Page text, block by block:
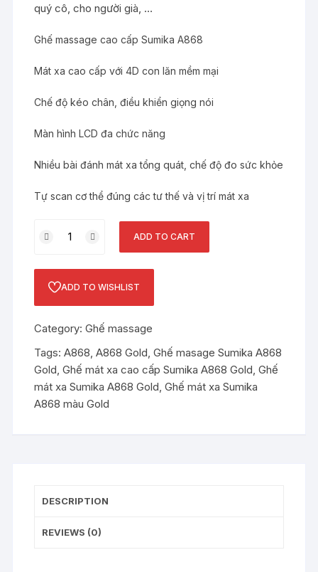
quý cô, cho người già, …
Ghế massage cao cấp Sumika A868
Mát xa cao cấp với 4D con lăn mềm mại
Chế độ kéo chân, điều khiển giọng nói
Màn hình LCD đa chức năng
Nhiều bài đánh mát xa tổng quát, chế độ đo sức khỏe
Tự scan cơ thể đúng các tư thế và vị trí mát xa
mát
Sumika
A868
cao
cấp
4D
quantity
ADD TO CART
ADD TO WISHLIST
Category:Ghế massage
Tags:A868,A868 Gold,Ghế masage Sumika A868
Gold,Ghế mát xa cao cấp Sumika A868 Gold,Ghế
mát xa Sumika A868 Gold,Ghế mát xa Sumika
A868 màu Gold
DESCRIPTION
REVIEWS (0)